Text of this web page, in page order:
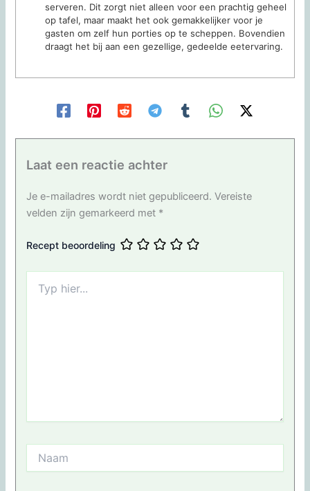
serveren. Dit zorgt niet alleen voor een prachtig geheel
op tafel, maar maakt het ook gemakkelijker voor je
gasten om zelf hun porties op te scheppen. Bovendien
draagt het bij aan een gezellige, gedeelde eetervaring.
Laat een reactie achter
Je e-mailadres wordt niet gepubliceerd. Vereiste
velden zijn gemarkeerd met *
Recept beoordeling
hier...